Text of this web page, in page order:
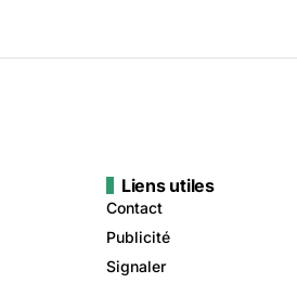
Liens utiles
Contact
Publicité
Signaler